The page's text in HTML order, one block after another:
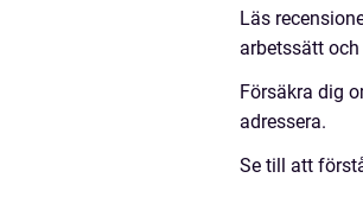
Läs
arbetssätt
Försäkra dig
adressera.
Se till att